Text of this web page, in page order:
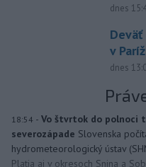
dnes
Deväť
v
dnes
18:54 - Vo štvrtok do polnoci
severozápade Slovenska
hydrometeorologický ústav
Platia aj v okresoch Snina a